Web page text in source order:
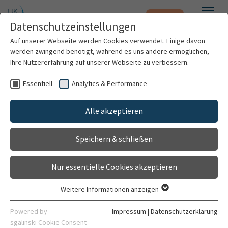
Zum Hauptinhalt springen Notfall
Patienten & Besucher
Kliniken & Institute
Forschung
Karriere
Coraline Schutz
Assistenzärztin
Neurologie und Poliklinik
Datenschutzeinstellungen
Auf unserer Webseite werden Cookies verwendet. Einige davon
werden zwingend benötigt, während es uns andere ermöglichen,
Ihre Nutzererfahrung auf unserer Webseite zu verbessern.
Essentiell Analytics & Performance
Alle akzeptieren
Speichern & schließen
Nur essentielle Cookies akzeptieren
Essentielle Cookies werden für grundlegende Funktionen der
Webseite benötigt. Dadurch ist gewährleistet, dass die
Weitere Informationen anzeigen
Powered by
sgalinski Cookie Consent
Impressum | Datenschutzerklärung